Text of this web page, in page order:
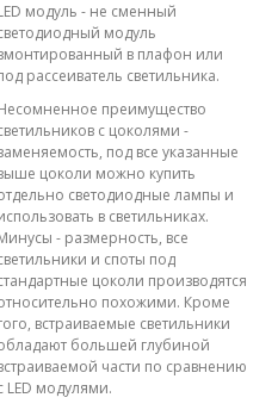
модуль - не сменный
модуль
в плафон или
рассеиватель светильника.
преимущество
с цоколями -
под все указанные
цоколи можно купить
светодиодные лампы и
в светильниках.
- размерность, все
и споты под
цоколи производятся
похожими. Кроме
встраиваемые светильники
большей глубиной
части по сравнению
LED модулями.